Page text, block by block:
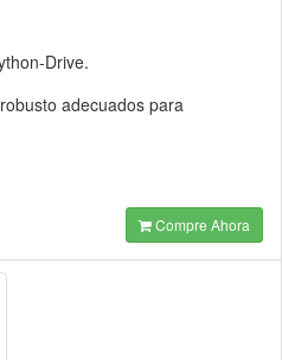
Drive.
adecuados para
Compre Ahora